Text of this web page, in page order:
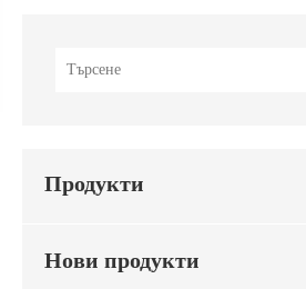
Продукти
Нови продукти